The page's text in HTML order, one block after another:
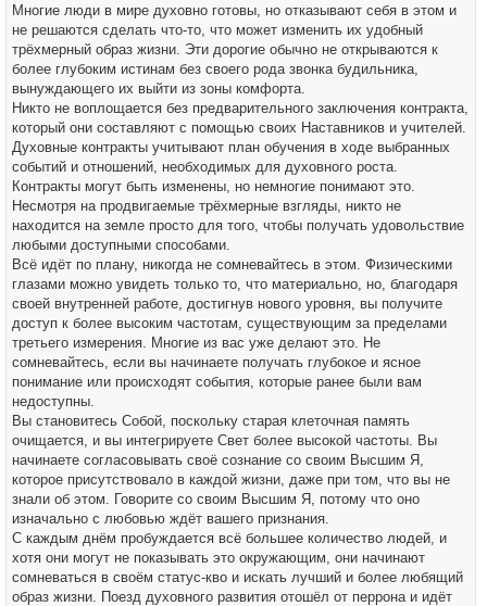
Многие люди в мире духовно готовы, но отказывают себя в этом и
не решаются сделать что-то, что может изменить их удобный
трёхмерный образ жизни. Эти дорогие обычно не открываются к
более глубоким истинам без своего рода звонка будильника,
вынуждающего их выйти из зоны комфорта.
Никто не воплощается без предварительного заключения контракта,
который они составляют с помощью своих Наставников и учителей.
Духовные контракты учитывают план обучения в ходе выбранных
событий и отношений, необходимых для духовного роста.
Контракты могут быть изменены, но немногие понимают это.
Несмотря на продвигаемые трёхмерные взгляды, никто не
находится на земле просто для того, чтобы получать удовольствие
любыми доступными способами.
Всё идёт по плану, никогда не сомневайтесь в этом. Физическими
глазами можно увидеть только то, что материально, но, благодаря
своей внутренней работе, достигнув нового уровня, вы получите
доступ к более высоким частотам, существующим за пределами
третьего измерения. Многие из вас уже делают это. Не
сомневайтесь, если вы начинаете получать глубокое и ясное
понимание или происходят события, которые ранее были вам
недоступны.
Вы становитесь Собой, поскольку старая клеточная память
очищается, и вы интегрируете Свет более высокой частоты. Вы
начинаете согласовывать своё сознание со своим Высшим Я,
которое присутствовало в каждой жизни, даже при том, что вы не
знали об этом. Говорите со своим Высшим Я, потому что оно
изначально с любовью ждёт вашего признания.
С каждым днём пробуждается всё большее количество людей, и
хотя они могут не показывать это окружающим, они начинают
сомневаться в своём статус-кво и искать лучший и более любящий
образ жизни. Поезд духовного развития отошёл от перрона и идёт